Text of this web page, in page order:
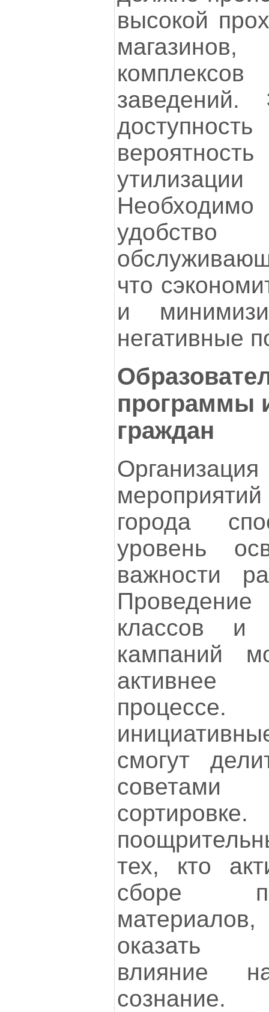
высокой
заведений.
Необходимо
что
и
негативные
программы
граждан
города
уровень
важности
классов и
кампаний
активнее
процессе.
смогут
советами
тех, кто
сборе
оказать
влияние
сознание.